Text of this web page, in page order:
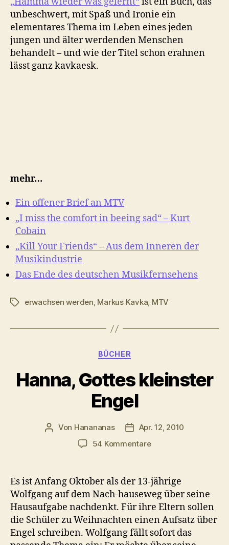
unbeschwert, mit Spaß und Ironie ein
elementares Thema im Leben eines jeden
jungen und älter werdenden Menschen
behandelt – und wie der Titel schon erahnen
lässt ganz kavkaesk.
mehr…
Ein offener Brief an MTV
„I miss the comfort in beeing sad“ – Kurt
Cobain
„Kill Your Friends“ – Aus dem Inneren der
Musikindustrie
Das Ende des deutschen Musikfernsehens
Schlagwörter
erwachsen werden, Markus Kavka, MTV
Kategorien
BÜCHER
Hanna, Gottes kleinster
Engel
Beitragsautor
Von Hanananas Veröffentlichungsdatum
Apr. 12, 2010
54 Kommentarezu
kleinster
Engel
Es ist Anfang Oktober als der 13-jährige
Wolfgang auf dem Nach-hauseweg über seine
Hausaufgabe nachdenkt. Für ihre Eltern sollen
die Schüler zu Weihnachten einen Aufsatz über
Engel schreiben. Wolfgang fällt sofort das